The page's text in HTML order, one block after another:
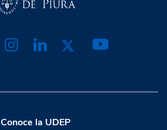
Conoce la UDEP